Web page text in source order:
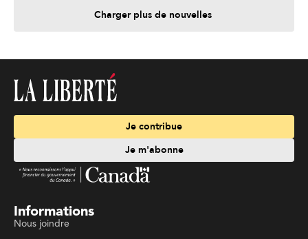
Charger plus de nouvelles
Je contribue
Je m'abonne
Informations
Nous joindre